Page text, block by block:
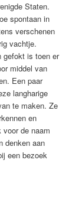
Staten.
spontaan in
verschenen
vachtje.
gefokt is toen er
middel van
Een paar
langharige
te maken. Ze
en
de naam
denken aan
een bezoek